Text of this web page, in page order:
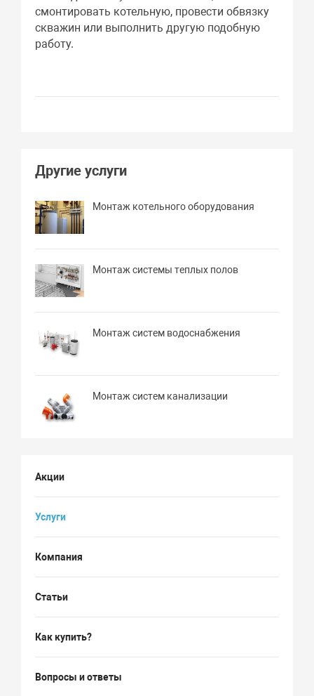
смонтировать котельную, провести обвязку
скважин или выполнить другую подобную
работу.
Другие услуги
Монтаж котельного оборудования
Монтаж системы теплых полов
Монтаж систем водоснабжения
Монтаж систем канализации
Акции
Услуги
Компания
Статьи
Как купить?
Вопросы и ответы